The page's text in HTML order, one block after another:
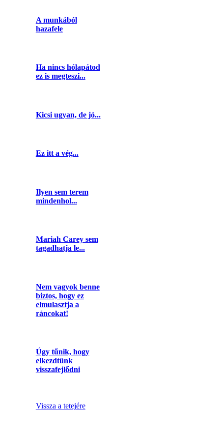
A munkából
hazafele
Ha nincs hólapátod
ez is megteszi...
Kicsi ugyan, de jó...
Ez itt a vég...
Ilyen sem terem
mindenhol...
Mariah Carey sem
tagadhatja le...
Nem vagyok benne
biztos, hogy ez
elmulasztja a
ráncokat!
Úgy tűnik, hogy
elkezdtünk
visszafejlődni
Vissza a tetejére